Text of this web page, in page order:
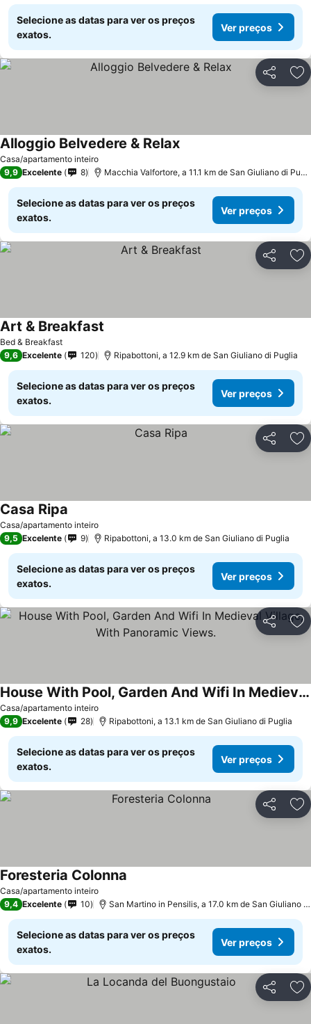
Selecione as datas para ver os preços
exatos.
Ver preços
Partilhar
Casa/apartamento inteiro
Alloggio Belvedere & Relax
9,9 Excelente 8 Macchia Valfortore, a 11.1 km de San Giuliano di Puglia
Selecione as datas para ver os preços
exatos.
Ver preços
Partilhar
Bed & Breakfast
Art & Breakfast
9,6 Excelente 120 Ripabottoni, a 12.9 km de San Giuliano di Puglia
Selecione as datas para ver os preços
exatos.
Ver preços
Partilhar
Casa/apartamento inteiro
Casa Ripa
9,5 Excelente 9 Ripabottoni, a 13.0 km de San Giuliano di Puglia
Selecione as datas para ver os preços
exatos.
Ver preços
Partilhar
Casa/apartamento inteiro
House With Pool, Garden And Wifi In Medieval Village, With Panoramic Views.
9,9 Excelente 28 Ripabottoni, a 13.1 km de San Giuliano di Puglia
Selecione as datas para ver os preços
exatos.
Ver preços
Partilhar
Casa/apartamento inteiro
Foresteria Colonna
9,4 Excelente 10 San Martino in Pensilis, a 17.0 km de San Giuliano di Puglia
Selecione as datas para ver os preços
exatos.
Ver preços
Partilhar